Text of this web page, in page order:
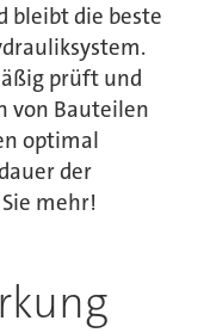
bleibt die beste
prüft und
von Bauteilen
optimal
der
mehr!